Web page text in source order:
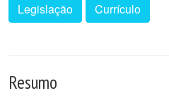
Legislação Currículo
Resumo